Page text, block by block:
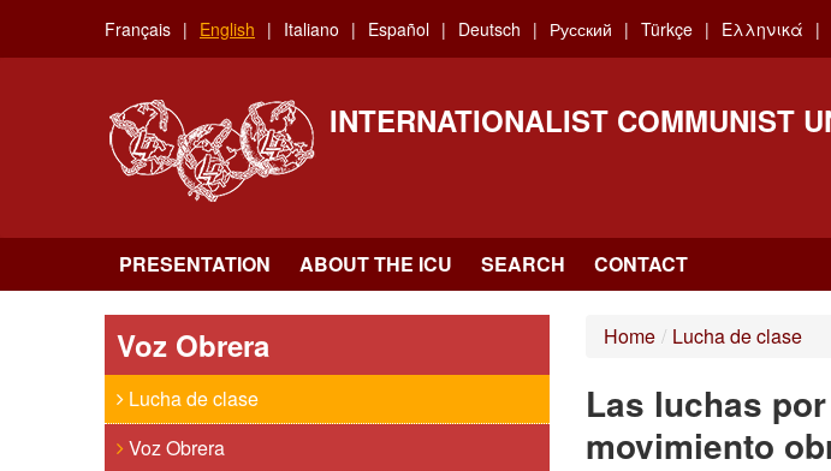
main
Français English Italiano Español Deutsch Русский Türkçe Ελληνικά
INTERNATIONALIST COMMUNIST
PRESENTATION ABOUT THE ICU SEARCH CONTACT
Voz Obrera
Lucha de clase
Voz Obrera
Home / Lucha de clase
Las luchas
movimiento